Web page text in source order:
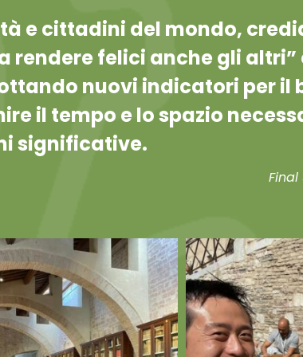
e cittadini del mondo,
rendere felici anche gli altri”
nuovi indicatori per il
il tempo e lo spazio
significative.
Final